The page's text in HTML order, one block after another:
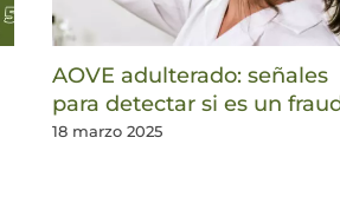
AOVE adulterado: señales
para detectar si es un
18 marzo 2025